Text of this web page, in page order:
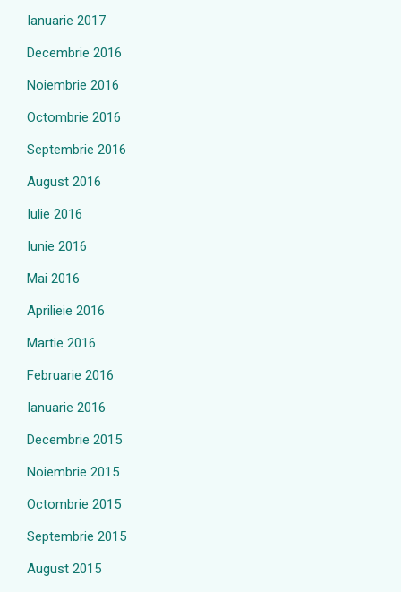
Ianuarie 2017
Decembrie 2016
Noiembrie 2016
Octombrie 2016
Septembrie 2016
August 2016
Iulie 2016
Iunie 2016
Mai 2016
Aprilieie 2016
Martie 2016
Februarie 2016
Ianuarie 2016
Decembrie 2015
Noiembrie 2015
Octombrie 2015
Septembrie 2015
August 2015